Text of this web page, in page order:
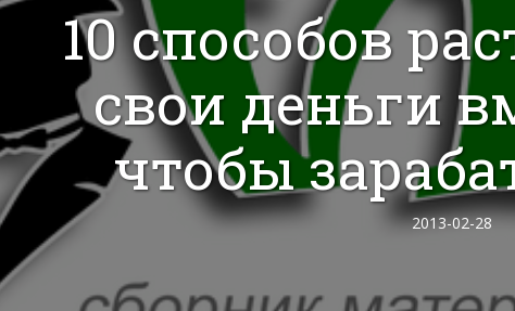
10 способов
свои деньги
чтобы
2013-02-28